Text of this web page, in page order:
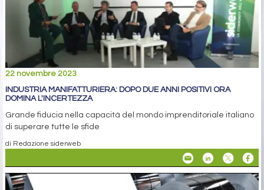
22 novembre 2023
INDUSTRIA MANIFATTURIERA: DOPO DUE ANNI POSITIVI ORA
DOMINA L'INCERTEZZA
Grande fiducia nella capacità del mondo imprenditoriale italiano
di superare tutte le sfide
di Redazione siderweb